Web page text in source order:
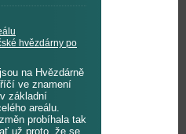
hvězdárny po
na Hvězdárně
ve znamení
základní
areálu.
probíhala tak
už proto, že se